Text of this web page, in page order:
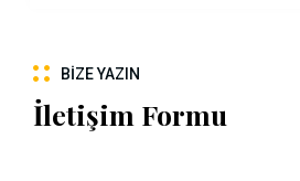
BIZE YAZIN
İletişim Formu